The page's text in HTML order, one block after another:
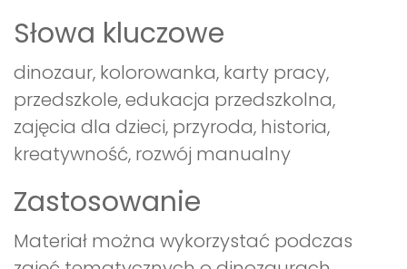
Słowa kluczowe
dinozaur, kolorowanka, karty pracy,
przedszkole, edukacja przedszkolna,
zajęcia dla dzieci, przyroda, historia,
kreatywność, rozwój manualny
Zastosowanie
Materiał można wykorzystać podczas